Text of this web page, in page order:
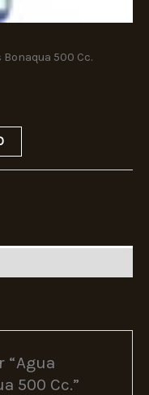
Bonaqua 500 Cc.
“Agua
500 Cc.”